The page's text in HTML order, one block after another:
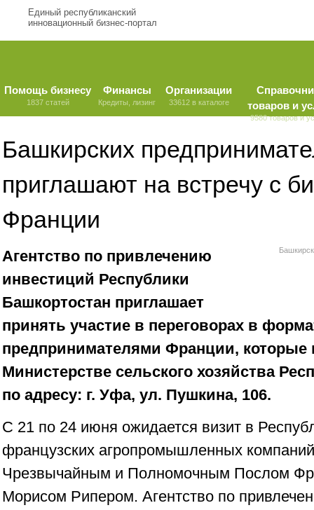
Единый республиканский
инновационный бизнес-портал
Помощь бизнесу
1837 статей
Финансы
Кредиты, лизинг
Организации
33612 в каталоге
товаров и
9580 товаров и
Башкирских
приглашают на встречу с
Франции
Агентство по привлечению
инвестиций Республики
Башкортостан приглашает
принять участие в переговорах в
предпринимателями Франции, которые
Министерстве сельского хозяйства
по адресу: г. Уфа, ул. Пушкина, 106.
C 21 по 24 июня ожидается визит в
французских агропромышленных
Чрезвычайным и Полномочным Послом
Морисом Рипером. Агентство по